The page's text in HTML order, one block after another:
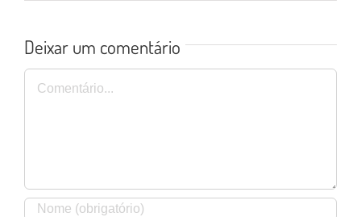
Deixar um comentário
Comentário